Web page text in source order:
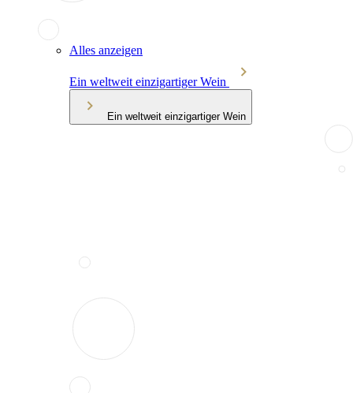
Alles anzeigen
Ein weltweit einzigartiger Wein
Ein weltweit einzigartiger Wein